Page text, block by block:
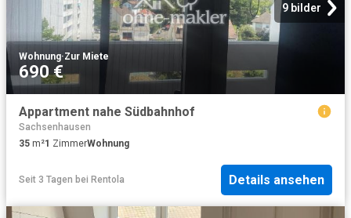
9 bilder
Wohnung·Zur Miete
690 €
Appartment nahe Südbahnhof
Sachsenhausen
35 m²1 ZimmerWohnung
Seit 3 Tagen bei Rentola Details ansehen